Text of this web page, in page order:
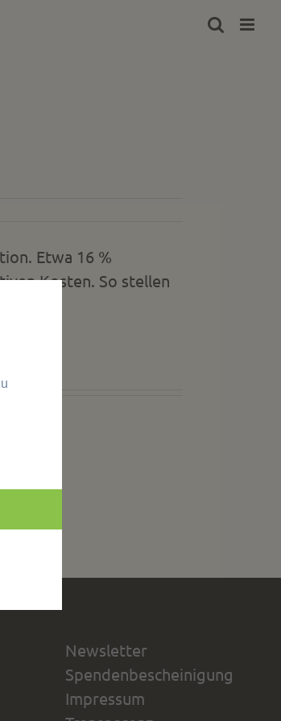
Etwa 16 %
Kosten. So stellen
Newsletter
Spendenbescheinigung
Impressum